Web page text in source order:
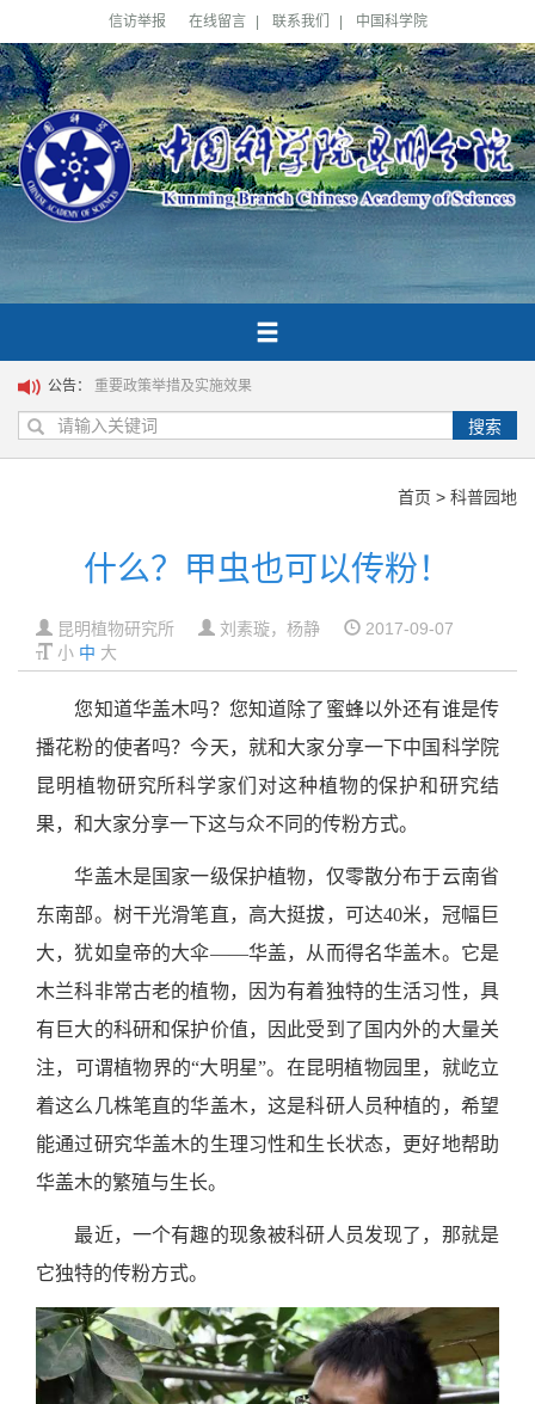
信访举报 在线留言 联系我们 中国科学院
公告： 重要政策举措及实施效果
搜索
首页 > 科普园地
什么？甲虫也可以传粉！
昆明植物研究所 刘素璇，杨静
2017-09-07
小 中 大
您知道华盖木吗？您知道除了蜜蜂以外还有谁是传
播花粉的使者吗？今天，就和大家分享一下中国科学院
昆明植物研究所科学家们对这种植物的保护和研究结
果，和大家分享一下这与众不同的传粉方式。
华盖木是国家一级保护植物，仅零散分布于云南省
东南部。树干光滑笔直，高大挺拔，可达40米，冠幅巨
大，犹如皇帝的大伞——华盖，从而得名华盖木。它是
木兰科非常古老的植物，因为有着独特的生活习性，具
有巨大的科研和保护价值，因此受到了国内外的大量关
注，可谓植物界的“大明星”。在昆明植物园里，就屹立
着这么几株笔直的华盖木，这是科研人员种植的，希望
能通过研究华盖木的生理习性和生长状态，更好地帮助
华盖木的繁殖与生长。
最近，一个有趣的现象被科研人员发现了，那就是
它独特的传粉方式。